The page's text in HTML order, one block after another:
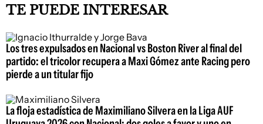
TE PUEDE INTERESAR
Los tres expulsados en Nacional vs Boston River al final del
partido: el tricolor recupera a Maxi Gómez ante Racing pero
pierde a un titular fijo
La floja estadística de Maximiliano Silvera en la Liga AUF